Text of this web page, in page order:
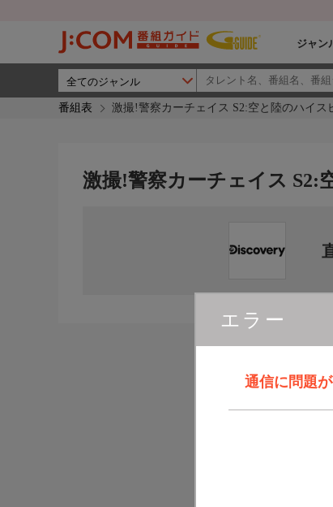
ジャン
番組表 激撮!警察カーチェイス S2:空と陸のハイス
エラー
通信に問題
激撮!警察カーチェイス S2: